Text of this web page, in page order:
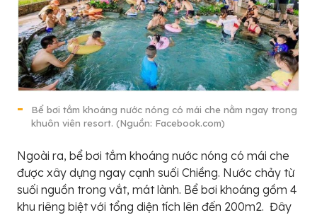
Bể bơi tắm khoáng nước nóng có mái che nằm ngay trong
khuôn viên resort. (Nguồn: Facebook.com)
Ngoài ra, bể bơi tắm khoáng nước nóng có mái che
được xây dựng ngay cạnh suối Chiềng. Nước chảy từ
suối nguồn trong vắt, mát lành. Bể bơi khoáng gồm 4
khu riêng biệt với tổng diện tích lên đến 200m2. Đây